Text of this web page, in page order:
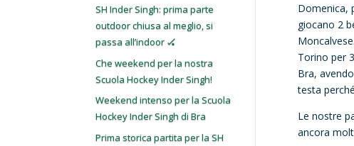
SH Inder Singh: prima parte
outdoor chiusa al meglio, si
passa all’indoor 🏑
Che weekend per la nostra
Scuola Hockey Inder Singh!
Weekend intenso per la Scuola
Hockey Inder Singh di Bra
Prima storica partita per la SH
Domenica,
giocano 2
Torino per
Bra,
testa
Le nostre
ancora